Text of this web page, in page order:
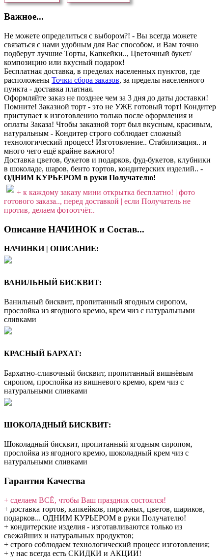
Важное...
Не можете определиться с выбором?! - Вы всегда можете
связаться с нами удобным для Вас способом, и Вам точно
подберут лучшие Торты, Капкейки.., Цветочный букет/
композицию или вкусный подарок!
Бесплатная доставка, в пределах населенных пунктов, где
расположены Точки сбора заказов, за пределы населенного
пункта - доставка платная.
Оформляйте заказ не позднее чем за 3 дня до даты доставки!
Помните! Заказной торт - это не УЖЕ готовый торт! Кондитер
приступает к изготовлению только после оформления и
оплаты Заказа! Чтобы заказной торт был вкусным, красивым,
натуральным - Кондитер строго соблюдает сложный
технологический процесс! Изготовление.. Стабилизация.. и
много чего ещё крайне важного!
Доставка цветов, букетов и подарков, фуд-букетов, клубники
в шоколаде, шаров, бенто тортов, кондитерских изделий.. -
ОДНИМ КУРЬЕРОМ в руки Получателю!
+ к каждому заказу мини открытка бесплатно! | фото
готового заказа.., перед доставкой | если Получатель не
против, делаем фотоотчёт..
Описание НАЧИНОК и Состав...
НАЧИНКИ | ОПИСАНИЕ:
ВАНИЛЬНЫЙ БИСКВИТ:
Ванильный бисквит, пропитанный ягодным сиропом,
прослойка из ягодного кремю, крем чиз с натуральными
сливками
КРАСНЫЙ БАРХАТ:
Бархатно-сливочный бисквит, пропитанный вишнёвым
сиропом, прослойка из вишневого кремю, крем чиз с
натуральными сливками
ШОКОЛАДНЫЙ БИСКВИТ:
Шоколадный бисквит, пропитанный ягодным сиропом,
прослойка из ягодного кремю, шоколадный крем чиз с
натуральными сливками
Гарантия Качества
+ сделаем ВСЁ, чтобы Ваш праздник состоялся!
+ доставка тортов, капкейков, пирожных, цветов, шариков,
подарков... ОДНИМ КУРЬЕРОМ в руки Получателю!
+ кондитерские изделия - изготавливаются только из
свежайших и натуральных продуктов;
+ строго соблюдаем технологический процесс изготовления;
+ у нас всегда есть СКИДКИ и АКЦИИ!